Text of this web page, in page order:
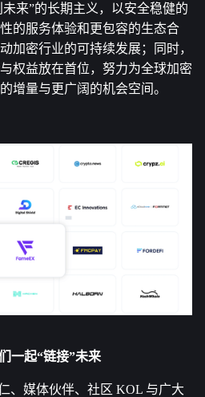
来”的长期主义，以安全稳健的
的服务体验和更包容的生态合
加密行业的可持续发展；同时，
权益放在首位，努力为全球加密
增量与更广阔的机会空间。
一起“链接”未来
、媒体伙伴、社区 KOL 与广大